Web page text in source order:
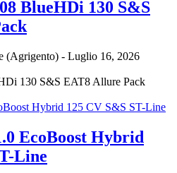
BlueHDi 130 S&S
(Agrigento) - Luglio 16, 2026
130 S&S EAT8 Allure Pack
EcoBoost Hybrid
Line